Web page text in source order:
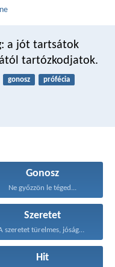
a jót tartsátok
tartózkodjatok.
gonosz prófécia
Gonosz
Ne győzzön le téged...
Szeretet
A szeretet türelmes, jóságos...
Hit